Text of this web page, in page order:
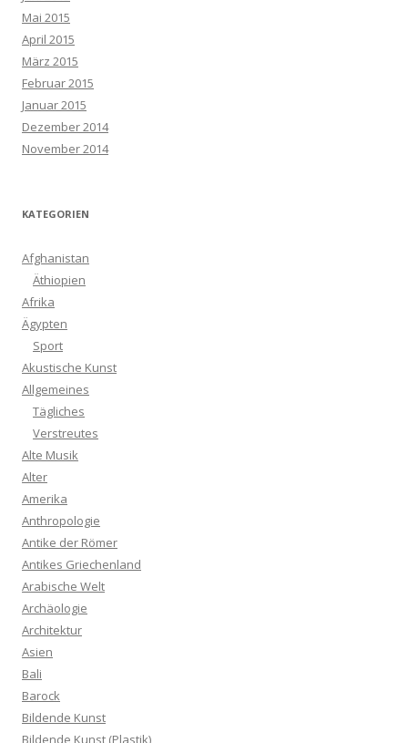
Mai 2015
April 2015
März 2015
Februar 2015
Januar 2015
Dezember 2014
November 2014
KATEGORIEN
Afghanistan
Äthiopien
Afrika
Ägypten
Sport
Akustische Kunst
Allgemeines
Tägliches
Verstreutes
Alte Musik
Alter
Amerika
Anthropologie
Antike der Römer
Antikes Griechenland
Arabische Welt
Archäologie
Architektur
Asien
Bali
Barock
Bildende Kunst
Bildende Kunst (Plastik)